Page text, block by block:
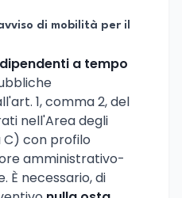
di mobilità per il
dipendenti a tempo
1, comma 2, del
nell'Area degli
con profilo
amministrativo-
È necessario, di